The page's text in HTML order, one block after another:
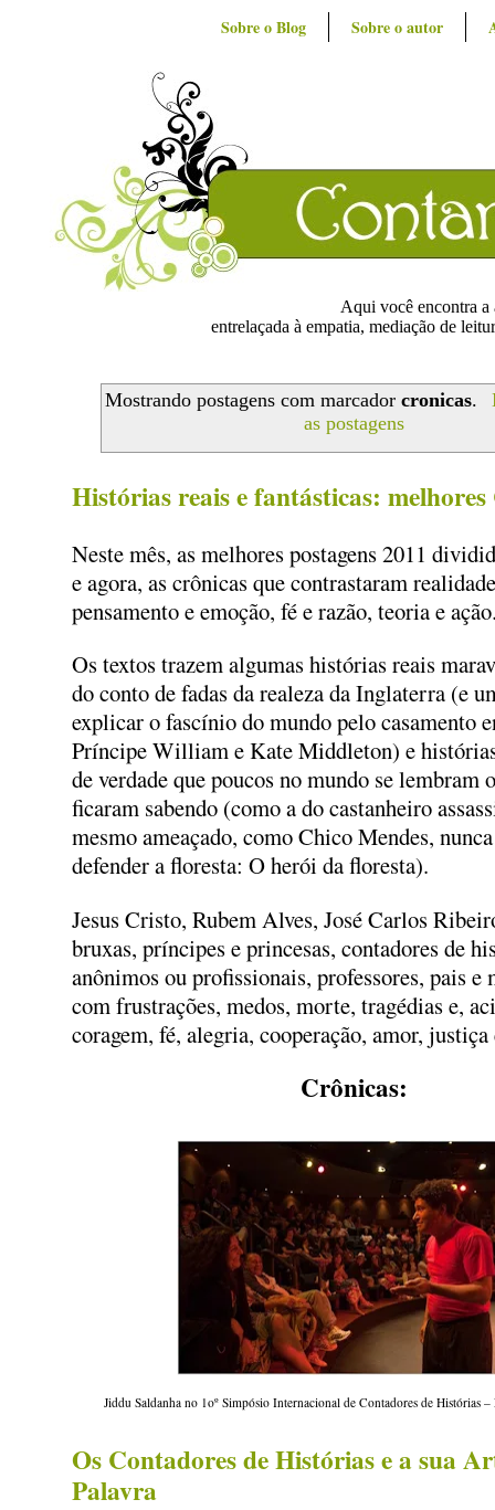
Sobre o Blog Sobre o autor
Aqui você encontra
entrelaçada à empatia, mediação de
Mostrando postagens com marcadorcronicas.
as postagens
Histórias reais e fantásticas:
Neste mês, as melhores postagens 2011
e agora, as crônicas que contrastaram
pensamento e emoção, fé e razão, teoria e
Os textos trazem algumas histórias reais
do conto de fadas da realeza da Inglaterra (e
explicar o fascínio do mundo pelo casamento
Príncipe William e Kate Middleton) e
de verdade que poucos no mundo se lembram
ficaram sabendo (como a do castanheiro
mesmo ameaçado, como Chico Mendes,
defender a floresta: O herói da floresta).
Jesus Cristo, Rubem Alves, José Carlos
bruxas, príncipes e princesas, contadores de
anônimos ou profissionais, professores, pais e
com frustrações, medos, morte, tragédias e,
coragem, fé, alegria, cooperação, amor, justiça
Crônicas:
Jiddu Saldanha no 1oº Simpósio Internacional de Contadores de Histórias –
Os Contadores de Histórias e a sua
Palavra